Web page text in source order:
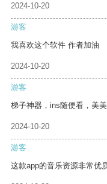
2024-10-20
游客
我喜欢这个软件 作者加油
2024-10-20
游客
梯子神器，ins随便看，美美
2024-10-20
游客
这款app的音乐资源非常优